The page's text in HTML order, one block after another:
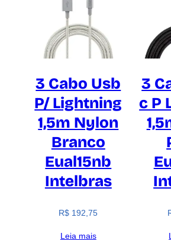
3 Cabo Usb
P/ Lightning
1,5m Nylon
Branco
Eual15nb
Intelbras
R$ 192,75
Leia mais
3
c P